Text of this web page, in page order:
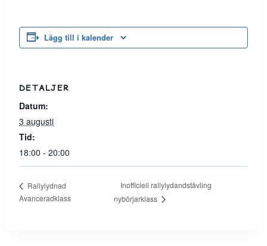
Lägg till i kalender
DETALJER
Datum:
3 augusti
Tid:
18:00 - 20:00
Rallylydnad
Avanceradklass
Inofficiell rallylydandstävling
nybörjarklass